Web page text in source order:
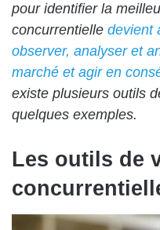
pour identifier la
concurrentielle devient
observer, analyser et
marché et agir en
existe plusieurs outils
quelques exemples.
Les outils de